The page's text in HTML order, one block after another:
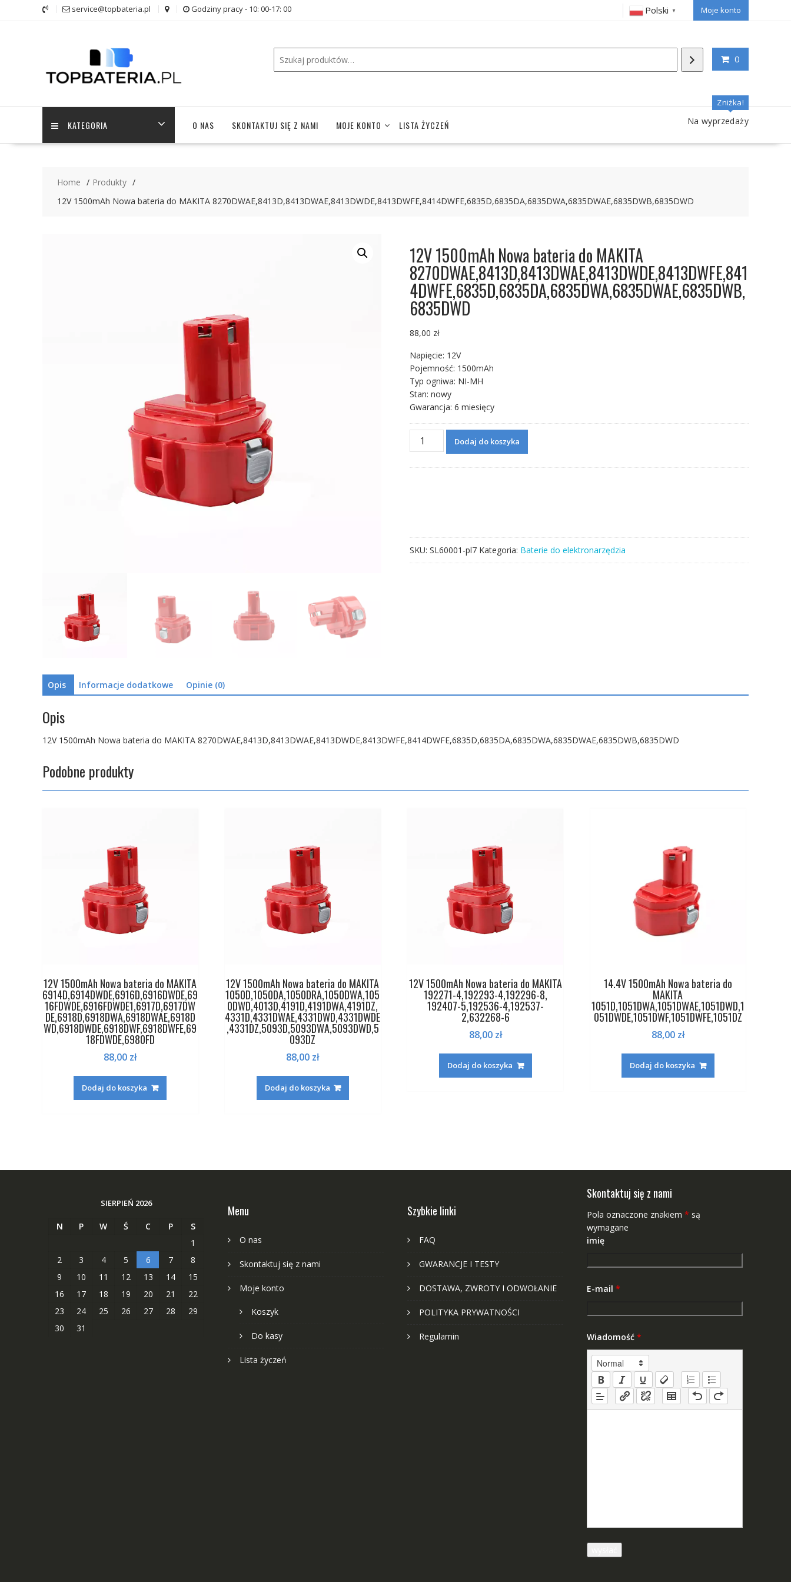
service@topbateria.pl Godziny pracy - 10: 00-17: 00 Polski ▼ Moje konto
0
KATEGORIA O NAS SKONTAKTUJ SIĘ Z NAMI MOJE KONTO LISTA ŻYCZEŃ
Zniżka!
Na wyprzedaży
Home
Produkty
12V 1500mAh Nowa bateria do MAKITA 8270DWAE,8413D,8413DWAE,8413DWDE,8413DWFE,8414DWFE,6835D,6835DA,6835DWA,6835DWAE,6835DWB,6835DWD
12V 1500mAh Nowa bateria do MAKITA
8270DWAE,8413D,8413DWAE,8413DWDE,8413DWFE,841
4DWFE,6835D,6835DA,6835DWA,6835DWAE,6835DWB,
6835DWD
88,00 zł
Napięcie: 12V
Pojemność: 1500mAh
Typ ogniwa: NI-MH
Stan: nowy
Gwarancja: 6 miesięcy
ilość
Dodaj do koszyka
SKU: SL60001-pl7 Kategoria: Baterie do elektronarzędzia
Opis Informacje dodatkowe Opinie (0)
Opis
12V 1500mAh Nowa bateria do MAKITA 8270DWAE,8413D,8413DWAE,8413DWDE,8413DWFE,8414DWFE,6835D,6835DA,6835DWA,6835DWAE,6835DWB,6835DWD
Podobne produkty
12V 1500mAh Nowa bateria do MAKITA
6914D,6914DWDE,6916D,6916DWDE,69
16FDWDE,6916FDWDE1,6917D,6917DW
DE,6918D,6918DWA,6918DWAE,6918D
WD,6918DWDE,6918DWF,6918DWFE,69
18FDWDE,6980FD
88,00 zł
Dodaj do koszyka
12V 1500mAh Nowa bateria do MAKITA
1050D,1050DA,1050DRA,1050DWA,105
0DWD,4013D,4191D,4191DWA,4191DZ,
4331D,4331DWAE,4331DWD,4331DWDE
,4331DZ,5093D,5093DWA,5093DWD,5
093DZ
88,00 zł
Dodaj do koszyka
12V 1500mAh Nowa bateria do MAKITA
192271-4,192293-4,192296-8,
192407-5,192536-4,192537-
2,632268-6
88,00 zł
Dodaj do koszyka
14.4V 1500mAh Nowa bateria do
MAKITA
1051D,1051DWA,1051DWAE,1051DWD,1
051DWDE,1051DWF,1051DWFE,1051DZ
88,00 zł
Dodaj do koszyka
SIERPIEŃ 2026
N P W Ś C P
S
1
2
3 4 5 6 7
8
9
10 11 12 13 14
15
16
17 18 19 20 21
22
23
24 25 26 27 28
29
30
31
Menu
O nas
Skontaktuj się z nami
Moje konto
Koszyk
Do kasy
Lista życzeń
Szybkie linki
FAQ
GWARANCJE I TESTY
DOSTAWA, ZWROTY I ODWOŁANIE
POLITYKA PRYWATNOŚCI
Regulamin
Skontaktuj się z nami
Pola oznaczone znakiem * są
wymagane
imię
E-mail *
Wiadomość *